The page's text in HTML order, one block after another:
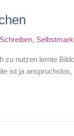
,
nutzen lernte
ist ja